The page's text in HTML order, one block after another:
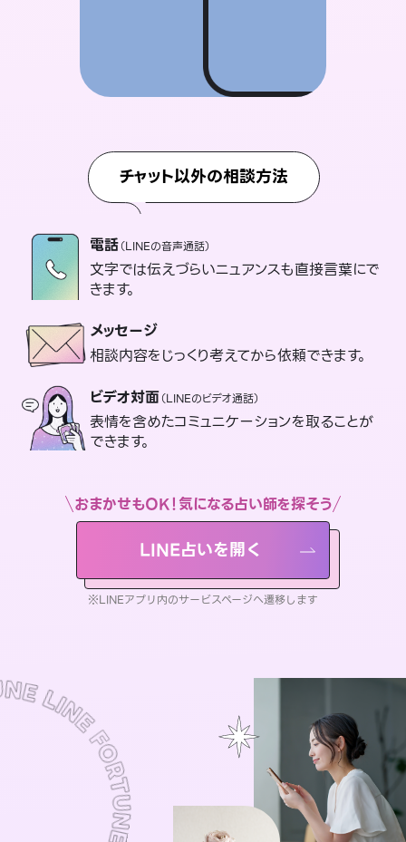
チャット以外の相談方法
電話（LINEの音声通話）
文字では伝えづらいニュアンスも直接言葉にで
きます。
メッセージ
相談内容をじっくり考えてから依頼できます。
ビデオ対面（LINEのビデオ通話）
表情を含めたコミュニケーションを取ることが
できます。
おまかせもOK！気になる占い師を探そう
LINE占いを開く
※LINEアプリ内のサービスページへ遷移します